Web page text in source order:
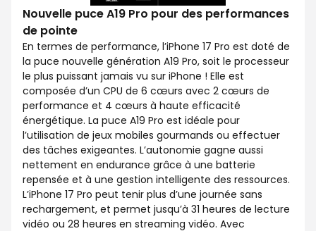
Nouvelle puce A19 Pro pour des performances
de pointe
En termes de performance, l’iPhone 17 Pro est doté de
la puce nouvelle génération A19 Pro, soit le processeur
le plus puissant jamais vu sur iPhone ! Elle est
composée d’un CPU de 6 cœurs avec 2 cœurs de
performance et 4 cœurs à haute efficacité
énergétique. La puce A19 Pro est idéale pour
l’utilisation de jeux mobiles gourmands ou effectuer
des tâches exigeantes. L’autonomie gagne aussi
nettement en endurance grâce à une batterie
repensée et à une gestion intelligente des ressources.
L’iPhone 17 Pro peut tenir plus d’une journée sans
rechargement, et permet jusqu’à 31 heures de lecture
vidéo ou 28 heures en streaming vidéo. Avec